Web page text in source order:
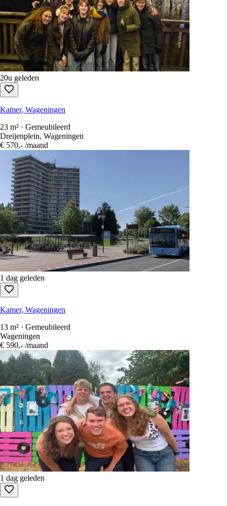
20u geleden
Kamer, Wageningen
23 m² · Gemeubileerd
Dreijenplein, Wageningen
€ 570,- /maand
1 dag geleden
Kamer, Wageningen
13 m² · Gemeubileerd
Wageningen
€ 590,- /maand
1 dag geleden